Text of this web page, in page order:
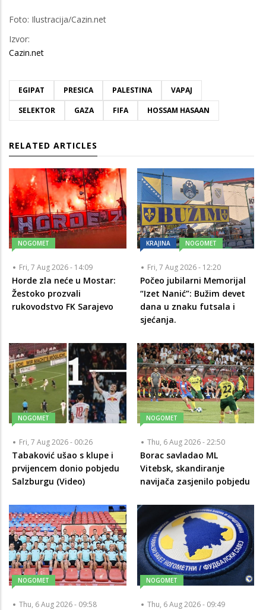
Foto: Ilustracija/Cazin.net
Izvor:
Cazin.net
EGIPAT PRESICA PALESTINA
VAPAJ
SELEKTOR
GAZA FIFA HOSSAM HASAAN
RELATED ARTICLES
NOGOMET
Fri, 7 Aug 2026 - 14:09
Horde zla neće u Mostar:
Žestoko prozvali
rukovodstvo FK Sarajevo
KRAJINA NOGOMET
Fri, 7 Aug 2026 - 12:20
Počeo jubilarni Memorijal
“Izet Nanić”: Bužim devet
dana u znaku futsala i
sjećanja.
NOGOMET
Fri, 7 Aug 2026 - 00:26
Tabaković ušao s klupe i
prvijencem donio pobjedu
Salzburgu (Video)
NOGOMET
Thu, 6 Aug 2026 - 22:50
Borac savladao ML
Vitebsk, skandiranje
navijača zasjenilo pobjedu
NOGOMET
Thu, 6 Aug 2026 - 09:58
NOGOMET
Thu, 6 Aug 2026 - 09:49